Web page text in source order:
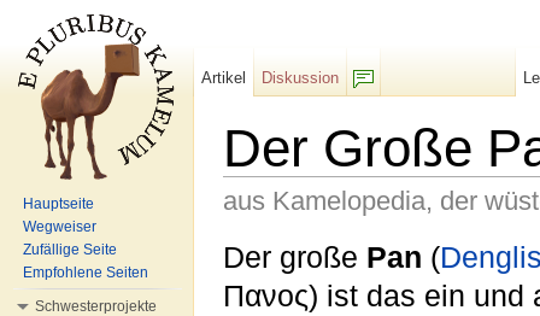
Der Große
aus Kamelopedia, der
Der große Pan (
Πανος) ist das ein und
Artikel
Diskussion
Hauptseite
Wegweiser
Zufällige Seite
Empfohlene Seiten
Schwesterprojekte